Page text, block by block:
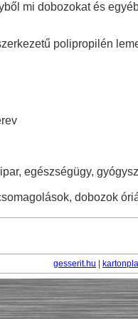
mi dobozokat és
polipropilén
egészségügy,
dobozok
gesserit.hu